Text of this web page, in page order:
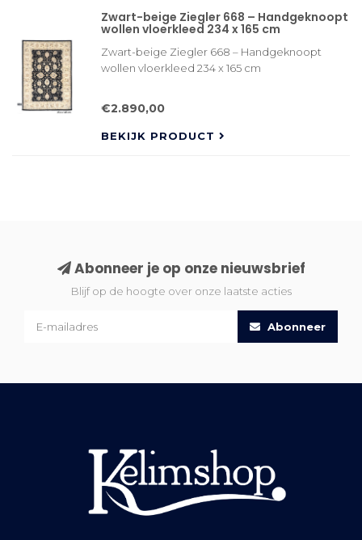
Zwart-beige Ziegler 668 – Handgeknoopt
wollen vloerkleed 234 x 165 cm
Zwart-beige Ziegler 668 – Handgeknoopt
wollen vloerkleed 234 x 165 cm
€2.890,00
BEKIJK PRODUCT
Abonneer je op onze nieuwsbrief
Blijf op de hoogte over onze laatste acties
Abonneer